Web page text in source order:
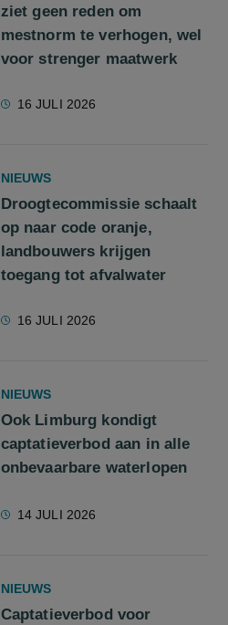
ziet geen reden om
mestnorm te verhogen, wel
voor strenger maatwerk
16 JULI 2026
NIEUWS
Droogtecommissie schaalt
op naar code oranje,
landbouwers krijgen
toegang tot afvalwater
16 JULI 2026
NIEUWS
Ook Limburg kondigt
captatieverbod aan in alle
onbevaarbare waterlopen
14 JULI 2026
NIEUWS
Captatieverbod voor